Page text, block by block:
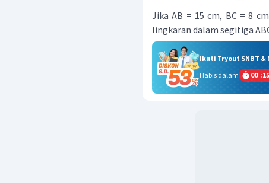
Jika AB = 15 cm, BC = 8
lingkaran dalam segitiga
Ikuti Tryout SNBT &
Habis dalam
00 :15